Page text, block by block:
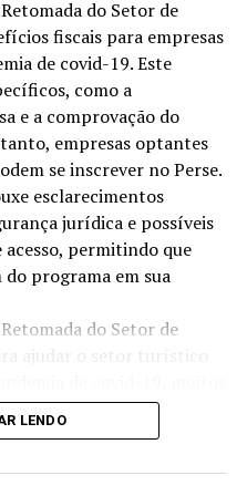
custem às empresas
Brasil, por exemplo, as
alcançam cifras
econômico e a
por Fraudes
Associação Brasileira de
e Serviços (ABECS)
perderam, em um único
as instituições
do Setor de
fiscais para empresas
de covid-19. Este
como a
e a comprovação do
empresas optantes
se inscrever no Perse.
esclarecimentos
jurídica e possíveis
acesso, permitindo que
do programa em sua
do Setor de
desafios, e o governo
explorar os detalhes
LENDO